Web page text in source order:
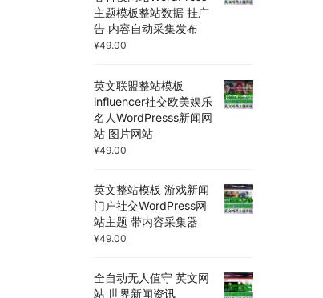
主题模板整站数据 挂广
告 内容自动采集发布
¥49.00
英文联盟整站模板
influencer社交欧美娱乐
名人WordPresss新闻网
站 图片网站
¥49.00
英文整站模板 游戏新闻
门户社交WordPress网
站主题 带内容采集器
¥49.00
全自动无人值守 英文网
站 世界新闻资讯